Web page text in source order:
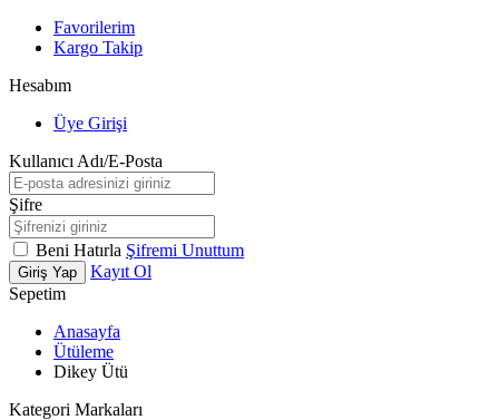
Favorilerim
Kargo Takip
Hesabım
Üye Girişi
Kullanıcı Adı/E-Posta
Şifre
Beni Hatırla Şifremi Unuttum
Giriş Yap
Kayıt Ol
Sepetim
Anasayfa
Ütüleme
Dikey Ütü
Kategori Markaları